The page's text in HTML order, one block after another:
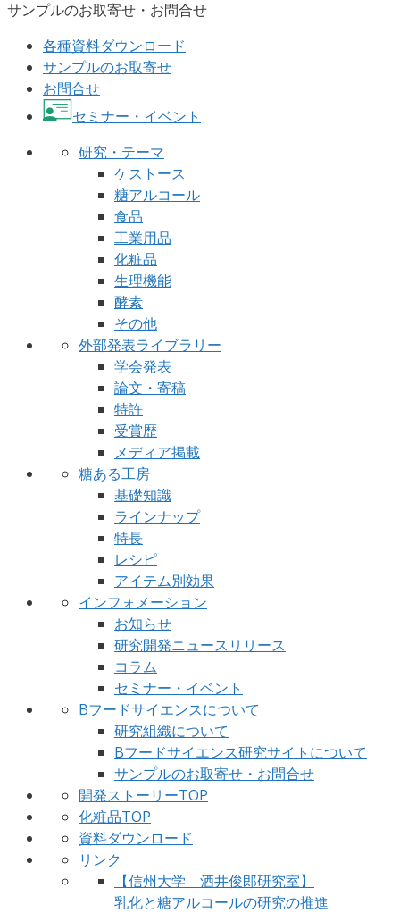
サンプルのお取寄せ・お問合せ
各種資料ダウンロード
サンプルのお取寄せ
お問合せ
セミナー・イベント
研究・テーマ
ケストース
糖アルコール
食品
工業用品
化粧品
生理機能
酵素
その他
外部発表ライブラリー
学会発表
論文・寄稿
特許
受賞歴
メディア掲載
糖ある工房
基礎知識
ラインナップ
特長
レシピ
アイテム別効果
インフォメーション
お知らせ
研究開発ニュースリリース
コラム
セミナー・イベント
Bフードサイエンスについて
研究組織について
Bフードサイエンス研究サイトについて
サンプルのお取寄せ・お問合せ
開発ストーリーTOP
化粧品TOP
資料ダウンロード
リンク
【信州大学 酒井俊郎研究室】
乳化と糖アルコールの研究の推進